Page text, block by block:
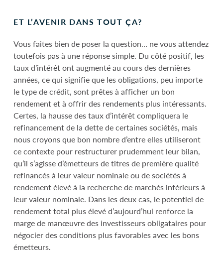
ET L’AVENIR DANS TOUT ÇA?
Vous faites bien de poser la question… ne vous attendez
toutefois pas à une réponse simple. Du côté positif, les
taux d’intérêt ont augmenté au cours des dernières
années, ce qui signifie que les obligations, peu importe
le type de crédit, sont prêtes à afficher un bon
rendement et à offrir des rendements plus intéressants.
Certes, la hausse des taux d’intérêt compliquera le
refinancement de la dette de certaines sociétés, mais
nous croyons que bon nombre d’entre elles utiliseront
ce contexte pour restructurer prudemment leur bilan,
qu’il s’agisse d’émetteurs de titres de première qualité
refinancés à leur valeur nominale ou de sociétés à
rendement élevé à la recherche de marchés inférieurs à
leur valeur nominale. Dans les deux cas, le potentiel de
rendement total plus élevé d’aujourd’hui renforce la
marge de manœuvre des investisseurs obligataires pour
négocier des conditions plus favorables avec les bons
émetteurs.